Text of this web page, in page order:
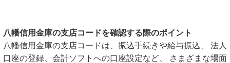
八幡信用金庫の支店コードを確認する際のポイント
八幡信用金庫の支店コードは、振込手続きや給与振込、 法人
口座の登録、会計ソフトへの口座設定など、 さまざまな場面